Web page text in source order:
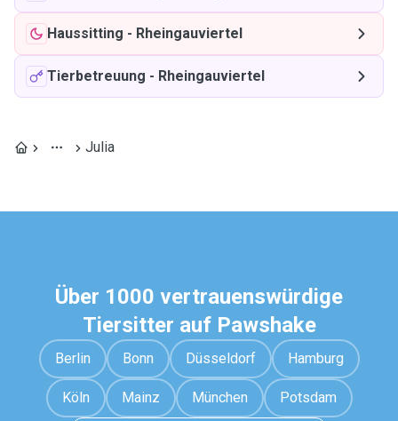
Haussitting - Rheingauviertel
Tierbetreuung - Rheingauviertel
Julia
Über 1000 vertrauenswürdige
Tiersitter auf Pawshake
Berlin Bonn Düsseldorf Hamburg
Köln Mainz München Potsdam